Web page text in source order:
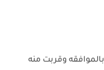
وقربت منه